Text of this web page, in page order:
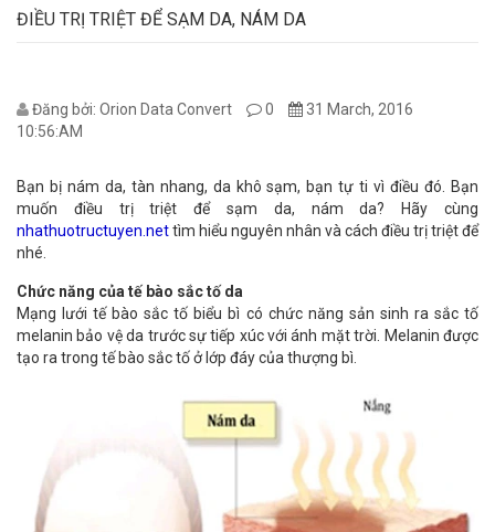
ĐIỀU TRỊ TRIỆT ĐỂ SẠM DA, NÁM DA
Đăng bởi: Orion Data Convert 0
31 March, 2016
10:56:AM
Bạn bị nám da, tàn nhang, da khô sạm, bạn tự ti vì điều đó. Bạn
muốn điều trị triệt để sạm da, nám da? Hãy cùng
nhathuotructuyen.nettìm hiểu nguyên nhân và cách điều trị triệt để
nhé.
Chức năng của tế bào sắc tố da
Mạng lưới tế bào sắc tố biểu bì có chức năng sản sinh ra sắc tố
melanin bảo vệ da trước sự tiếp xúc với ánh mặt trời. Melanin được
tạo ra trong tế bào sắc tố ở lớp đáy của thượng bì.